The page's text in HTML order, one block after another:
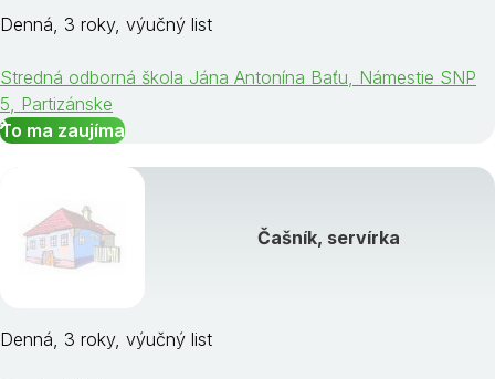
Denná, 3 roky, výučný list
Stredná odborná škola Jána Antonína Baťu, Námestie SNP
5, Partizánske
To ma zaujíma
Čašník, servírka
Denná, 3 roky, výučný list